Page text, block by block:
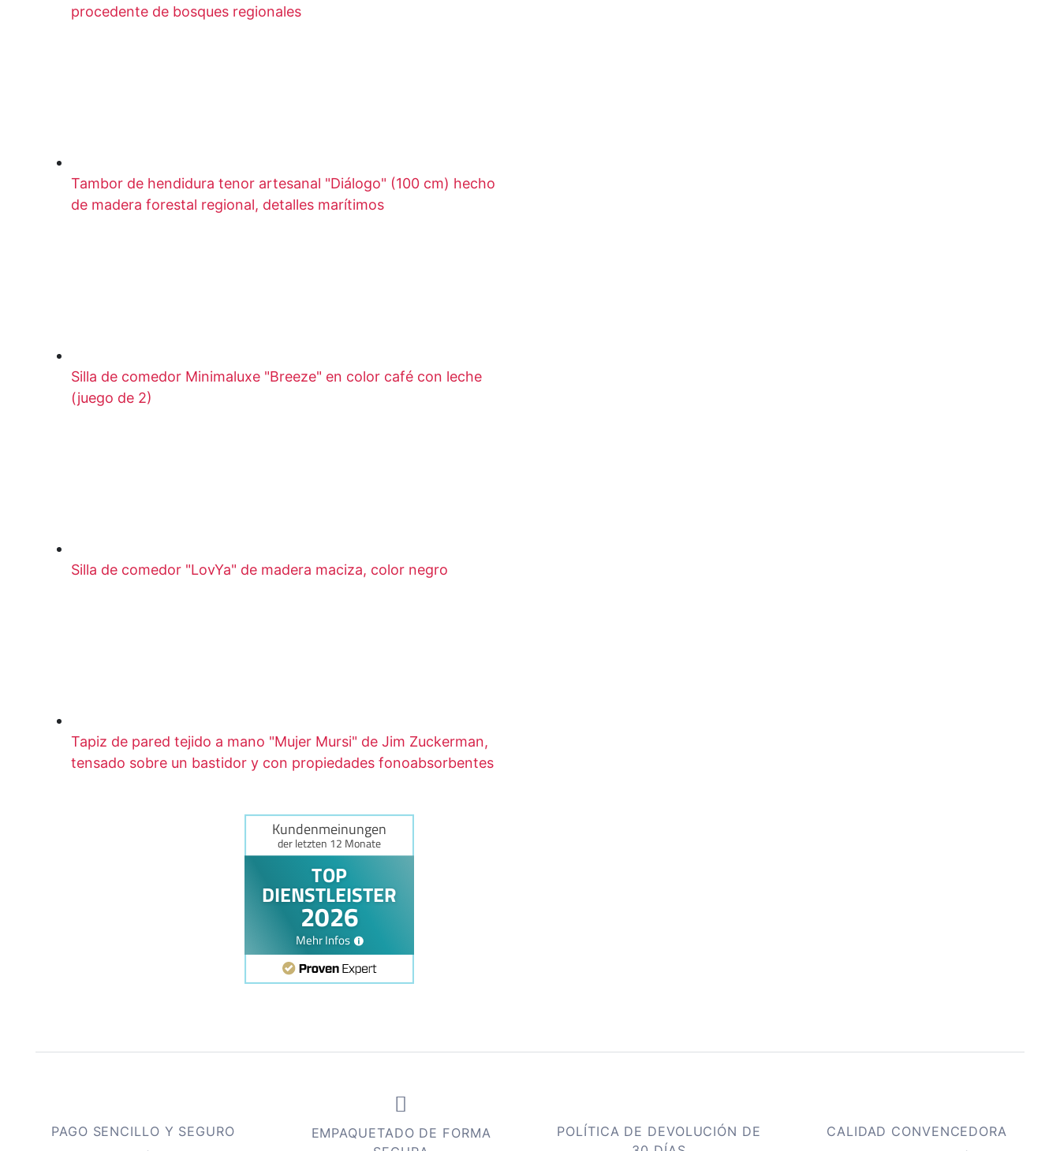
procedente de bosques regionales
Tambor de hendidura tenor artesanal "Diálogo" (100 cm) hecho
de madera forestal regional, detalles marítimos
Silla de comedor Minimaluxe "Breeze" en color café con leche
(juego de 2)
Silla de comedor "LovYa" de madera maciza, color negro
Tapiz de pared tejido a mano "Mujer Mursi" de Jim Zuckerman,
tensado sobre un bastidor y con propiedades fonoabsorbentes
PAGO SENCILLO Y SEGURO
EMPAQUETADO DE FORMA
POLÍTICA DE DEVOLUCIÓN DE
CALIDAD CONVENCEDORA